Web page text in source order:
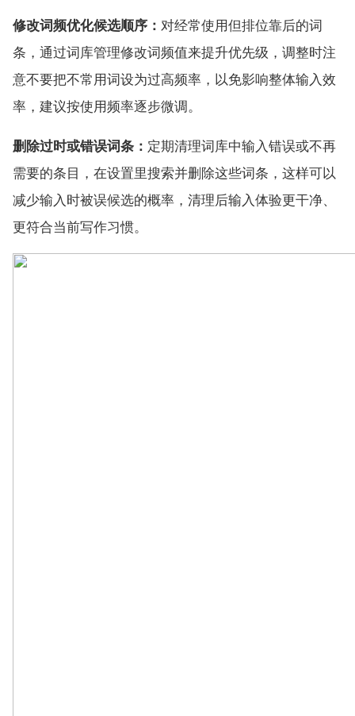
修改词频优化候选顺序： 对经常使用但排位靠后的词
条，通过词库管理修改词频值来提升优先级，调整时注
意不要把不常用词设为过高频率，以免影响整体输入效
率，建议按使用频率逐步微调。
删除过时或错误词条： 定期清理词库中输入错误或不再
需要的条目，在设置里搜索并删除这些词条，这样可以
减少输入时被误候选的概率，清理后输入体验更干净、
更符合当前写作习惯。